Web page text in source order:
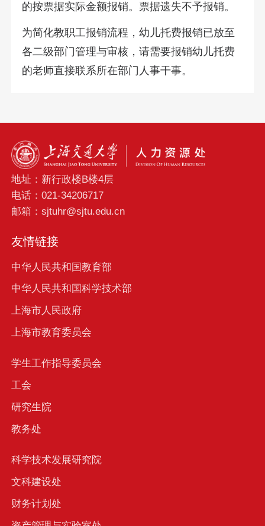
的按票据实际金额报销。票据遗失不予报销。
为简化教职工报销流程，幼儿托费报销已放至
各二级部门管理与审核，请需要报销幼儿托费
的老师直接联系所在部门人事干事。
地址：新行政楼B楼4层
电话：021-34206717
邮箱：sjtuhr@sjtu.edu.cn
友情链接
中华人民共和国教育部
中华人民共和国科学技术部
上海市人民政府
上海市教育委员会
学生工作指导委员会
工会
研究生院
教务处
科学技术发展研究院
文科建设处
财务计划处